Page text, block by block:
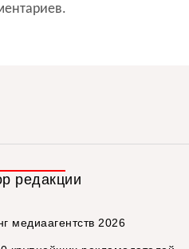
редакции
медиаагентств 2026